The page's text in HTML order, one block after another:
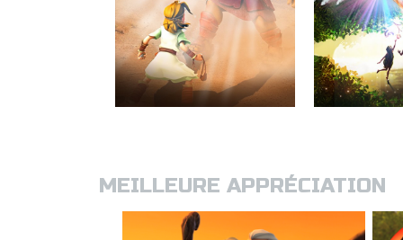
MEILLEURE APPRÉCIATION